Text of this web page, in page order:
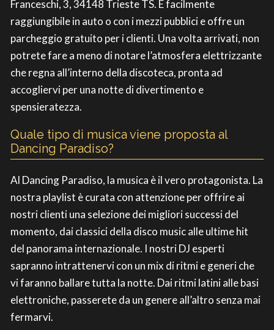
Franceschi, 3, 34148 Trieste TS. È facilmente
raggiungibile in auto o con i mezzi pubblici e offre un
parcheggio gratuito per i clienti. Una volta arrivati, non
potrete fare a meno di notare l’atmosfera elettrizzante
che regna all’interno della discoteca, pronta ad
accogliervi per una notte di divertimento e
spensieratezza.
Quale tipo di musica viene proposta al
Dancing Paradiso?
Al Dancing Paradiso, la musica è il vero protagonista. La
nostra playlist è curata con attenzione per offrire ai
nostri clienti una selezione dei migliori successi del
momento, dai classici della disco music alle ultime hit
del panorama internazionale. I nostri DJ esperti
sapranno intrattenervi con un mix di ritmi e generi che
vi faranno ballare tutta la notte. Dai ritmi latini alle basi
elettroniche, passerete da un genere all’altro senza mai
fermarvi.